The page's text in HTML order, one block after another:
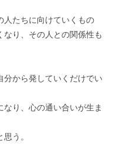
人たちに向けていくもの
り、その人との関係性も
分から発していくだけでい
り、心の通い合いが生ま
う。